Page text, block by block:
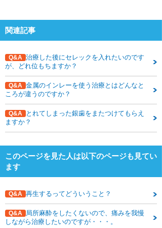
関連記事
Q&A
治療した後にセレックを入れたいのです
が、どれ位もちますか？
Q&A
金属のインレーを使う治療とはどんなと
ころが違うのですか？
Q&A
とれてしまった銀歯をまたつけてもらえ
ますか？
このページを見た人は以下のページも見てい
ます
Q&A 再生するってどういうこと？
Q&A
局所麻酔をしたくないので、痛みを我慢
しながら治療したいのですが・・・。